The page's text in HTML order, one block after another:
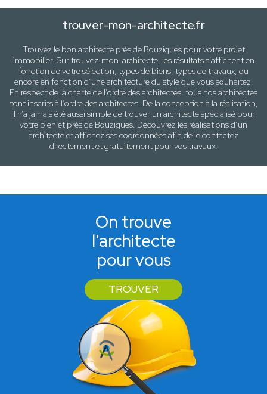
trouver-mon-architecte.fr
Trouvez le bon architecte près de Bouziguespour votre projet
immobilier. Sur trouvez-mon-architecte, les résultats s’affichent en
fonction de votre sélection, types de biens, types de travaux, ou
encore en fonction d’une architecturedu style que vous souhaitez.
En respect de la charte de l’ordre des architectes, tous nos architectes
sont inscrits à l’ordre des architectes. De la conception à la réalisation,
il n’a jamais été aussi simple de trouver un architecte spécialisé pour
votre bien et près de Bouzigues. Découvrez les réalisations d’un
architecte et affichez ses coordonnées afin de le contactez
directement et gratuitement pourvos travaux.
On trouve
l'architecte
pour vous
TROUVER